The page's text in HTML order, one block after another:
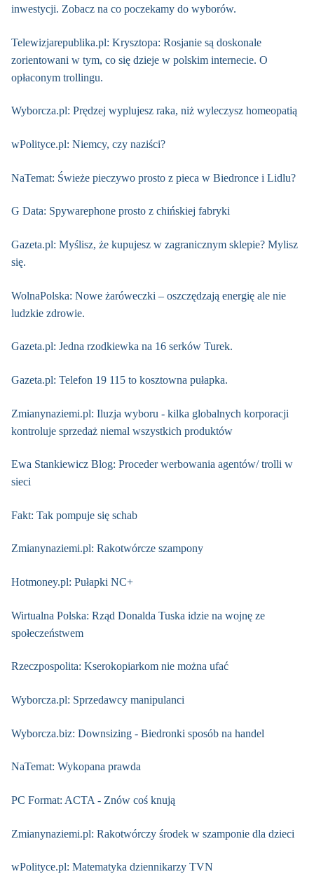
inwestycji. Zobacz na co poczekamy do wyborów.
Telewizjarepublika.pl: Krysztopa: Rosjanie są doskonale
zorientowani w tym, co się dzieje w polskim internecie. O
opłaconym trollingu.
Wyborcza.pl: Prędzej wyplujesz raka, niż wyleczysz homeopatią
wPolityce.pl: Niemcy, czy naziści?
NaTemat: Świeże pieczywo prosto z pieca w Biedronce i Lidlu?
G Data: Spywarephone prosto z chińskiej fabryki
Gazeta.pl: Myślisz, że kupujesz w zagranicznym sklepie? Mylisz
się.
WolnaPolska: Nowe żaróweczki – oszczędzają energię ale nie
ludzkie zdrowie.
Gazeta.pl: Jedna rzodkiewka na 16 serków Turek.
Gazeta.pl: Telefon 19 115 to kosztowna pułapka.
Zmianynaziemi.pl: Iluzja wyboru - kilka globalnych korporacji
kontroluje sprzedaż niemal wszystkich produktów
Ewa Stankiewicz Blog: Proceder werbowania agentów/ trolli w
sieci
Fakt: Tak pompuje się schab
Zmianynaziemi.pl: Rakotwórcze szampony
Hotmoney.pl: Pułapki NC+
Wirtualna Polska: Rząd Donalda Tuska idzie na wojnę ze
społeczeństwem
Rzeczpospolita: Kserokopiarkom nie można ufać
Wyborcza.pl: Sprzedawcy manipulanci
Wyborcza.biz: Downsizing - Biedronki sposób na handel
NaTemat: Wykopana prawda
PC Format: ACTA - Znów coś knują
Zmianynaziemi.pl: Rakotwórczy środek w szamponie dla dzieci
wPolityce.pl: Matematyka dziennikarzy TVN